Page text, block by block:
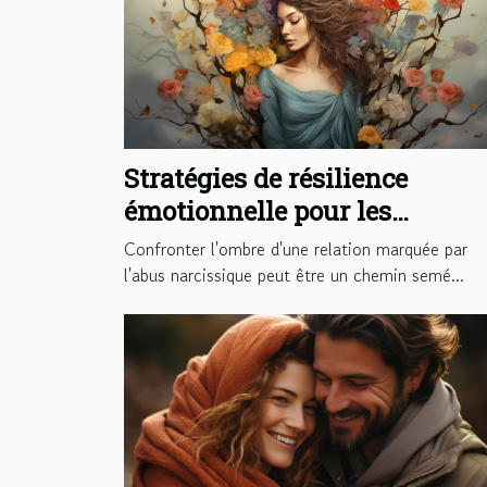
Stratégies de résilience
émotionnelle pour les
survivants d'abus
Confronter l'ombre d'une relation marquée par
l'abus narcissique peut être un chemin semé...